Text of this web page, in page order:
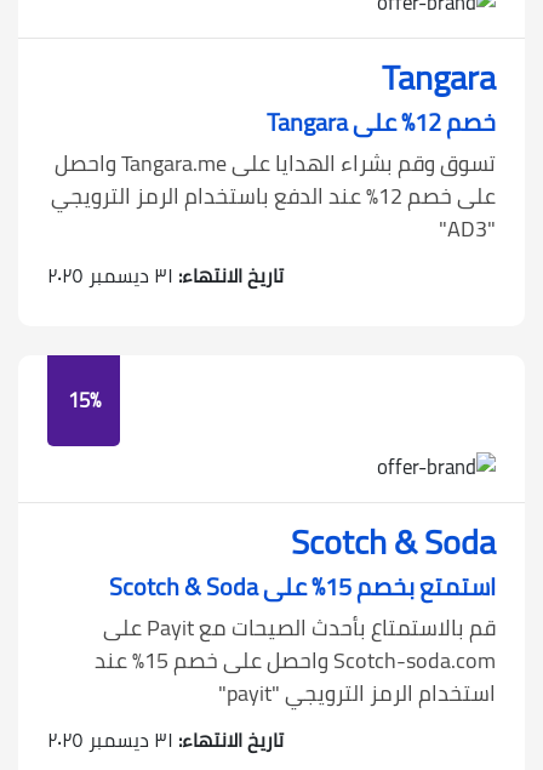
Tangara
خصم 12٪ على Tangara
تسوق وقم بشراء الهدايا على Tangara.me واحصل
على خصم 12٪ عند الدفع باستخدام الرمز الترويجي
"AD3"
تاريخ الانتهاء: ٣١ ديسمبر ٢٠٢٥
15%
Scotch & Soda
استمتع بخصم 15٪ على Scotch & Soda
قم بالاستمتاع بأحدث الصيحات مع Payit على
Scotch-soda.com واحصل على خصم 15٪ عند
استخدام الرمز الترويجي "payit"
تاريخ الانتهاء: ٣١ ديسمبر ٢٠٢٥